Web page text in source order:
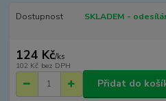
Dostupnost SKLADEM -
124 Kč/ks
102 Kč bez DPH
Přidat do